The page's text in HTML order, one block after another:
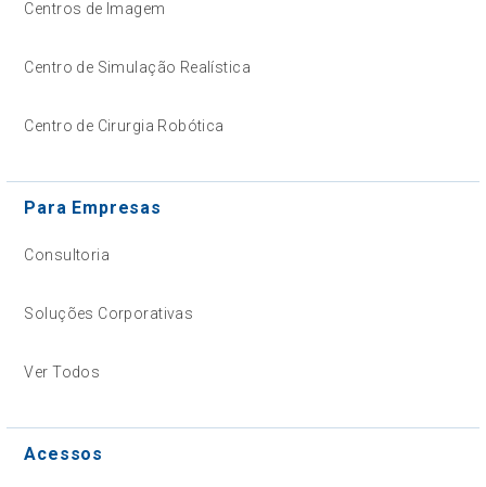
Centros de Imagem
Centro de Simulação Realística
Centro de Cirurgia Robótica
Para Empresas
Consultoria
Soluções Corporativas
Ver Todos
Acessos